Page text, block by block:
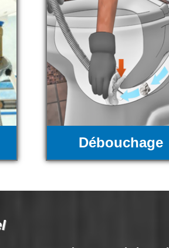
Débouchage